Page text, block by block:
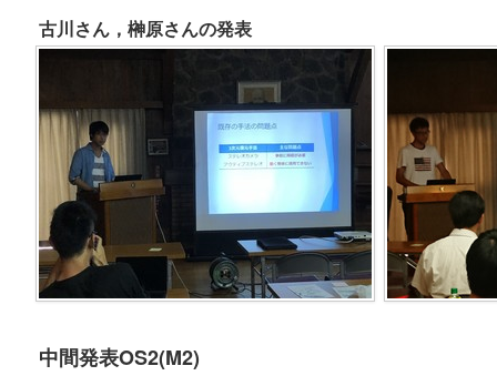
古川さん，榊原さんの発表
中間発表OS2(M2)